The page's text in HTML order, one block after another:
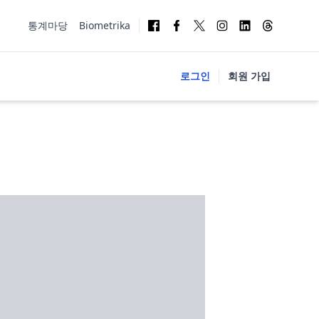
통계마당 Biometrika
로그인 회원 가입